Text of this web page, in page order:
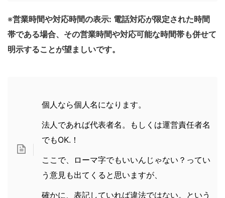
※営業時間や対応時間の表示: 電話対応が限定された時間
帯である場合、その営業時間や対応可能な時間帯も併せて
明示することが望ましいです。
個人なら個人名になります。
法人であれば代表者名。もしくは運営責任者名
でもOK.！
ここで、ローマ字でもいいんじゃない？ってい
う意見も出てくると思いますが、
確かに、表記していれば違法ではない。という